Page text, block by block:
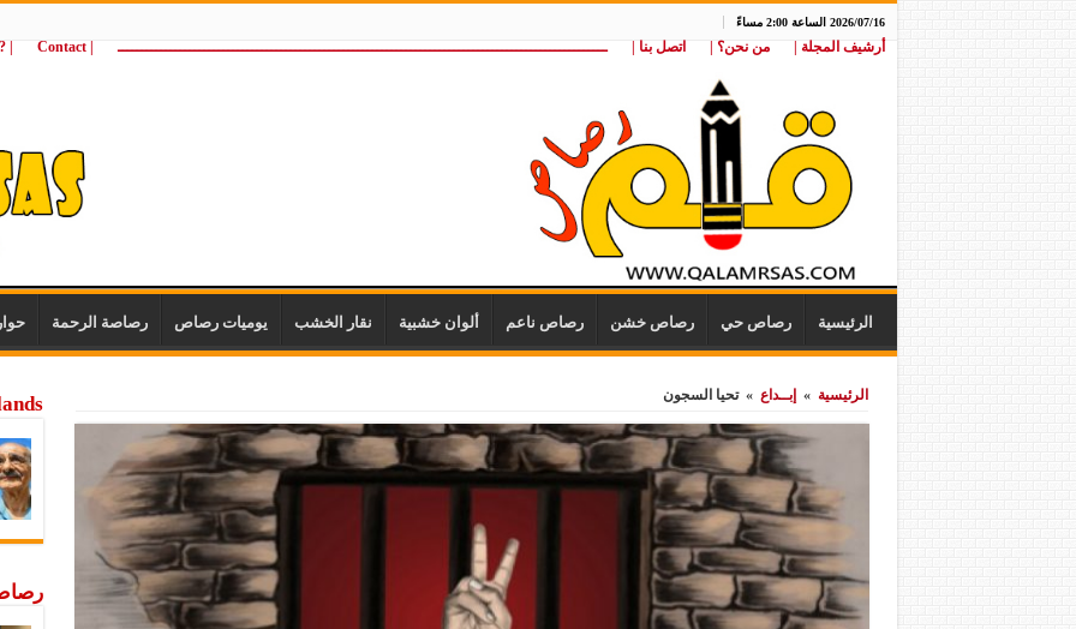
2026/07/16 الساعة 2:00 مساءً
أرشيف المجلة | من نحن؟ | اتصل بنا | ــــــــــــــــــــــــــــــــــــــــــــــــــــــــــــــــــــــــــــــــــــــــــــــــــــــ | Contact
wij
الرئيسية رصاص حي رصاص خشن رصاص ناعم ألوان خشبية نقار الخشب يوميات رصاص رصاصة الرحمة
الرئيسية » إبــداع » تحيا السجون